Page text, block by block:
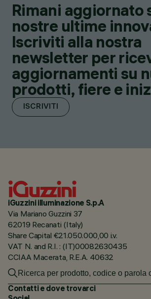
Rimani aggiornato
nostre ultime
Iscriviti alla nostra
newsletter per
aggiornamenti su
prodotti, fiere e
ISCRIVITI
iGuzzini illuminazione S.p.A
Via Mariano Guzzini 37
62019 Recanati (Italy)
Share Capital €21.050.000,00 i.v.
VAT N. and R.I. : (IT)00082630435
CCIAA Macerata, R.E.A. 40632
Contatti e dove trovarci